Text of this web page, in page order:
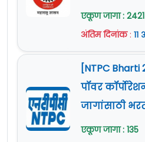
एकूण जागा : 2421
अंतिम दिनांक:
[NTPC
पॉवर
जागांसाठी
एकूण जागा : 135